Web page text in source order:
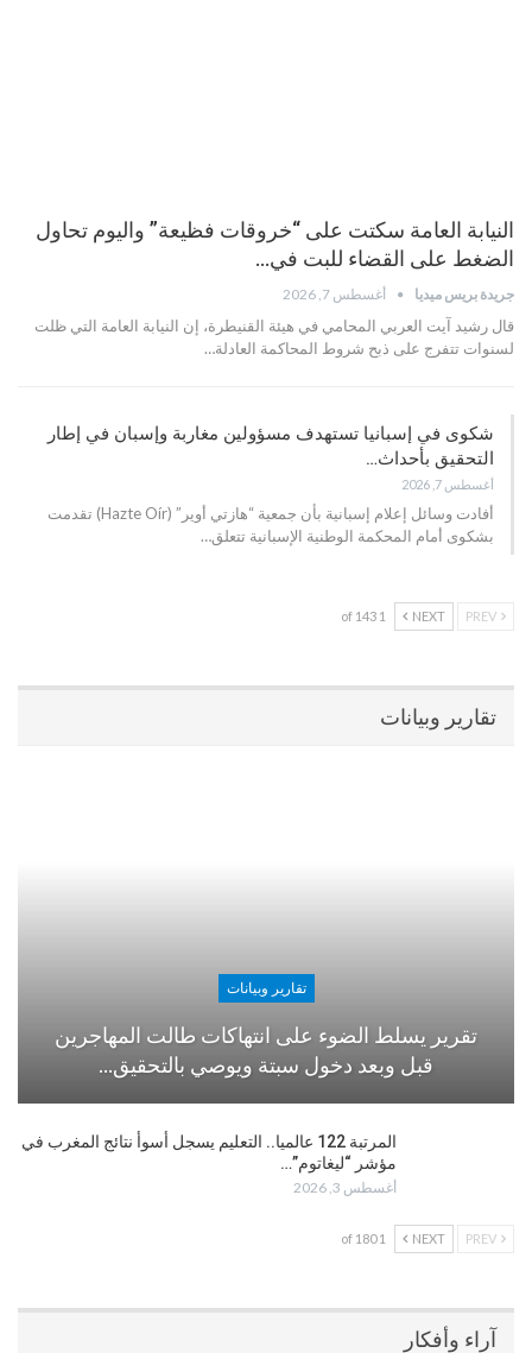
النيابة العامة سكتت على “خروقات فظيعة” واليوم تحاول
الضغط على القضاء للبت في…
جريدة بريس ميديا أغسطس 7, 2026
قال رشيد آيت العربي المحامي في هيئة القنيطرة، إن النيابة العامة التي ظلت
لسنوات تتفرج على ذبح شروط المحاكمة العادلة…
شكوى في إسبانيا تستهدف مسؤولين مغاربة وإسبان في إطار
التحقيق بأحداث…
أغسطس 7, 2026
أفادت وسائل إعلام إسبانية بأن جمعية “هازتي أوير” (Hazte Oír) تقدمت
بشكوى أمام المحكمة الوطنية الإسبانية تتعلق…
NEXT
1 of 143
تقارير وبيانات
تقارير وبيانات
تقرير يسلط الضوء على انتهاكات طالت المهاجرين
قبل وبعد دخول سبتة ويوصي بالتحقيق…
المرتبة 122 عالميا.. التعليم يسجل أسوأ نتائج المغرب في
مؤشر “ليغاتوم”…
أغسطس 3, 2026
NEXT
1 of 180
آراء وأفكار